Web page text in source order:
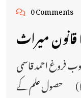
0 Comments
قانون میراث
فروغ احمد قاسمی
حصول علم کے